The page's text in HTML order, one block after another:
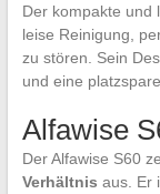
Der kompakte und
leise Reinigung,
zu stören. Sein
und eine
Alfawise
Der Alfawise S60
Verhältnis aus. Er